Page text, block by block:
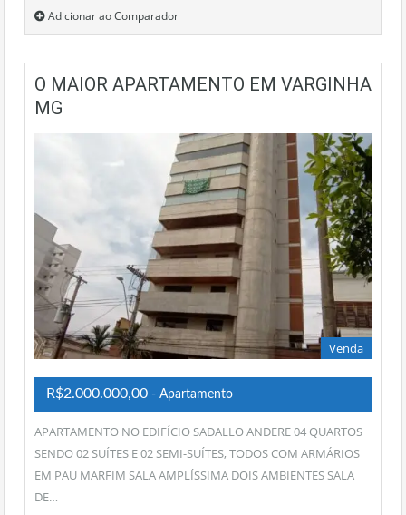
Adicionar ao Comparador
O MAIOR APARTAMENTO EM VARGINHA
MG
Venda
R$2.000.000,00 - Apartamento
APARTAMENTO NO EDIFÍCIO SADALLO ANDERE 04 QUARTOS
SENDO 02 SUÍTES E 02 SEMI-SUÍTES, TODOS COM ARMÁRIOS
EM PAU MARFIM SALA AMPLÍSSIMA DOIS AMBIENTES SALA
DE…